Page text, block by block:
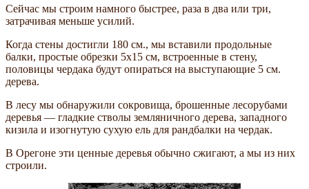
Сейчас мы строим намного быстрее, раза в два или три,
затрачивая меньше усилий.
Когда стены достигли 180 см., мы вставили продольные
балки, простые обрезки 5х15 см, встроенные в стену,
половицы чердака будут опираться на выступающие 5 см.
дерева.
В лесу мы обнаружили сокровища, брошенные лесорубами
деревья — гладкие стволы земляничного дерева, западного
кизила и изогнутую сухую ель для рандбалки на чердак.
В Орегоне эти ценные деревья обычно сжигают, а мы из них
строили.